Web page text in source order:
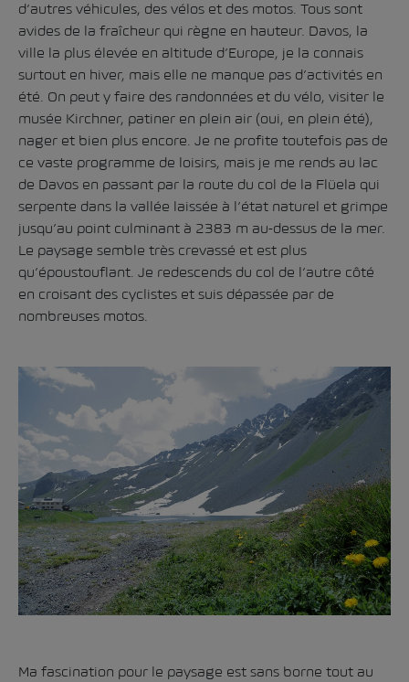
d’autres véhicules, des vélos et des motos. Tous sont
avides de la fraîcheur qui règne en hauteur. Davos, la
ville la plus élevée en altitude d’Europe, je la connais
surtout en hiver, mais elle ne manque pas d’activités en
été. On peut y faire des randonnées et du vélo, visiter le
musée Kirchner, patiner en plein air (oui, en plein été),
nager et bien plus encore. Je ne profite toutefois pas de
ce vaste programme de loisirs, mais je me rends au lac
de Davos en passant par la route du col de la Flüela qui
serpente dans la vallée laissée à l’état naturel et grimpe
jusqu’au point culminant à 2383 m au-dessus de la mer.
Le paysage semble très crevassé et est plus
qu’époustouflant. Je redescends du col de l’autre côté
en croisant des cyclistes et suis dépassée par de
nombreuses motos.
Ma fascination pour le paysage est sans borne tout au